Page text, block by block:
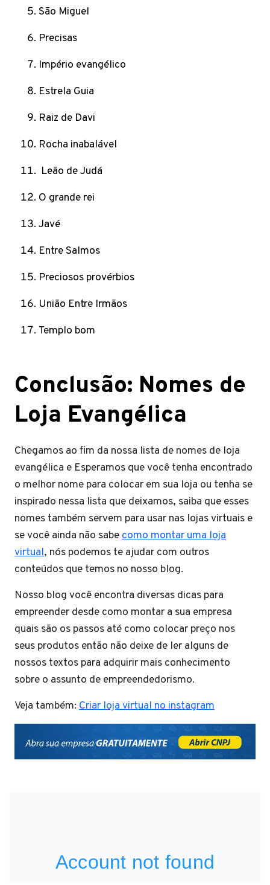
São Miguel
Precisas
Império evangélico
Estrela Guia
Raiz de Davi
Rocha inabalável
Leão de Judá
O grande rei
Javé
Entre Salmos
Preciosos provérbios
União Entre Irmãos
Templo bom
Conclusão: Nomes de
Loja Evangélica
Chegamos ao fim da nossa lista de nomes de loja
evangélica e Esperamos que você tenha encontrado
o melhor nome para colocar em sua loja ou tenha se
inspirado nessa lista que deixamos, saiba que esses
nomes também servem para usar nas lojas virtuais e
se você ainda não sabecomo montar uma loja
virtual, nós podemos te ajudar com outros
conteúdos que temos no nosso blog.
Nosso blog você encontra diversas dicas para
empreender desde como montar a sua empresa
quais são os passos até como colocar preço nos
seus produtos então não deixe de ler alguns de
nossos textos para adquirir mais conhecimento
sobre o assunto de empreendedorismo.
Veja também: Criar loja virtual no instagram